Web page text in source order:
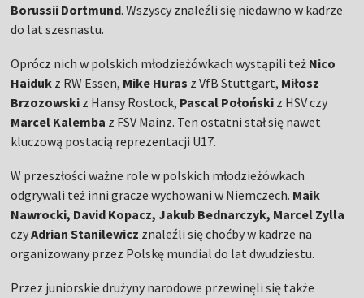
Borussii Dortmund. Wszyscy znaleźli się niedawno w kadrze
do lat szesnastu.
Oprócz nich w polskich młodzieżówkach wystąpili też Nico
Haiduk z RW Essen, Mike Huras z VfB Stuttgart, Miłosz
Brzozowski z Hansy Rostock, Pascal Połoński z HSV czy
Marcel Kalemba z FSV Mainz. Ten ostatni stał się nawet
kluczową postacią reprezentacji U17.
W przeszłości ważne role w polskich młodzieżówkach
odgrywali też inni gracze wychowani w Niemczech. Maik
Nawrocki, David Kopacz, Jakub Bednarczyk, Marcel Zylla
czyAdrian Stanilewicz znaleźli się choćby w kadrze na
organizowany przez Polskę mundial do lat dwudziestu.
Przez juniorskie drużyny narodowe przewinęli się także